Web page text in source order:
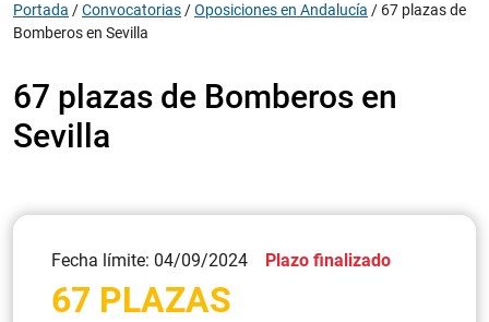
Portada /Convocatorias /Oposiciones en Andalucía / 67 plazas de
Bomberos en Sevilla
67 plazas de Bomberos en
Sevilla
Fecha límite: 04/09/2024 Plazo finalizado
67 PLAZAS